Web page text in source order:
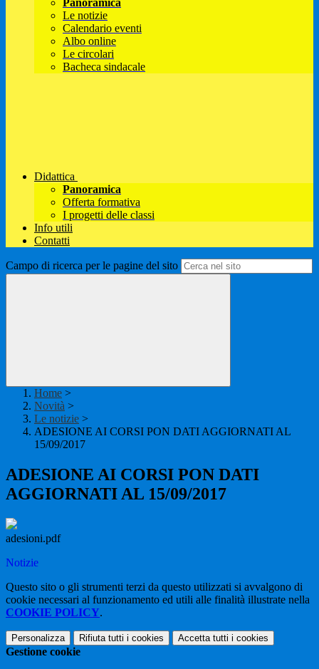
Panoramica
Le notizie
Calendario eventi
Albo online
Le circolari
Bacheca sindacale
Didattica
Panoramica
Offerta formativa
I progetti delle classi
Info utili
Contatti
Campo di ricerca per le pagine del sito
Home >
Novità >
Le notizie >
ADESIONE AI CORSI PON DATI AGGIORNATI AL
15/09/2017
ADESIONE AI CORSI PON DATI
AGGIORNATI AL 15/09/2017
adesioni.pdf
Notizie
Questo sito o gli strumenti terzi da questo utilizzati si avvalgono di
cookie necessari al funzionamento ed utili alle finalità illustrate nella
COOKIE POLICY.
Personalizza Rifiuta tutti i cookies Accetta tutti i cookies
Gestione cookie